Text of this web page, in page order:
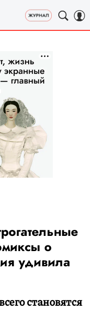
о
удивила
становятся